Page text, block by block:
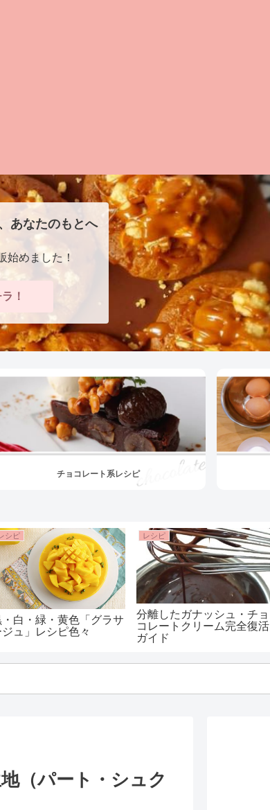
あなたのもとへ
始めました！
！
チョコレート系レシピ
シピ
・白・緑・黄色「グラサ
ジュ」レシピ色々
レシピ
分離したガナッシュ・チョ
コレートクリーム完全復活
ガイド
（パート・シュク